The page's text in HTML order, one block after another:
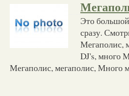
Это
сразу.
Мегаполис,
DJ's, много
Мегаполис, мегаполис, Много